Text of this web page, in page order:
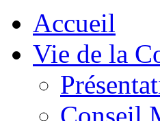
Accueil
Vie de la